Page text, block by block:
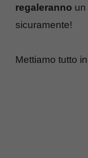
regaleranno un
sicuramente!
Mettiamo tutto